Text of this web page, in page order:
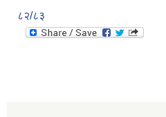
८२/८३